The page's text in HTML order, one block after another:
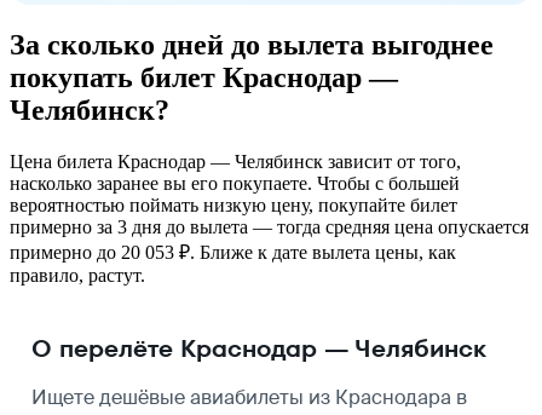
За сколько дней до вылета выгоднее
покупать билет Краснодар —
Челябинск?
Цена билета Краснодар — Челябинск зависит от того,
насколько заранее вы его покупаете. Чтобы с большей
вероятностью поймать низкую цену, покупайте билет
примерно за 3 дня до вылета — тогда средняя цена опускается
примерно до 20 053 ₽. Ближе к дате вылета цены, как
правило, растут.
О перелёте Краснодар — Челябинск
Ищете дешёвые авиабилеты из Краснодара в